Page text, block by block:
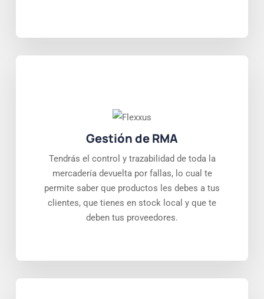
Gestión de RMA
Tendrás el control y trazabilidad de toda la
mercadería devuelta por fallas, lo cual te
permite saber que productos les debes a tus
clientes, que tienes en stock local y que te
deben tus proveedores.